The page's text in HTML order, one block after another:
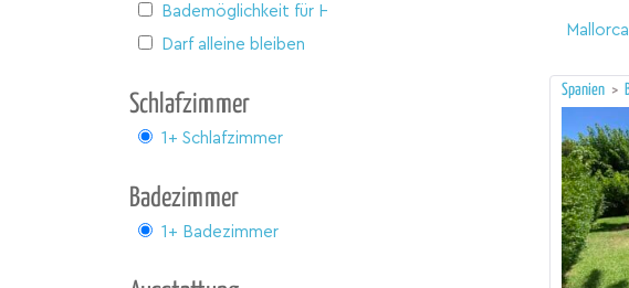
Bademöglichkeit für Hunde
Darf alleine bleiben
Schlafzimmer
1+ Schlafzimmer
Badezimmer
1+ Badezimmer
Mallorca
Spanien >